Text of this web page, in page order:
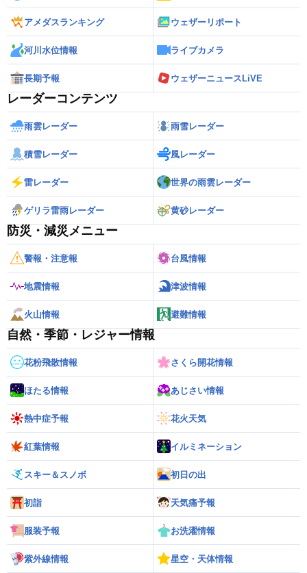
アメダスランキング ウェザーリポート
河川水位情報 ライブカメラ
長期予報 ウェザーニュースLiVE
レーダーコンテンツ
雨雲レーダー 雨雪レーダー
積雪レーダー 風レーダー
雷レーダー 世界の雨雲レーダー
ゲリラ雷雨レーダー 黄砂レーダー
防災・減災メニュー
警報・注意報 台風情報
地震情報 津波情報
火山情報 避難情報
自然・季節・レジャー情報
花粉飛散情報 さくら開花情報
ほたる情報 あじさい情報
熱中症予報 花火天気
紅葉情報 イルミネーション
スキー＆スノボ 初日の出
初詣 天気痛予報
服装予報 お洗濯情報
紫外線情報 星空・天体情報